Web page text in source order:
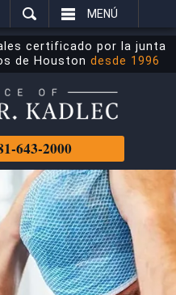
MENÚ
certificado por la junta
de Houston desde 1996
643-2000